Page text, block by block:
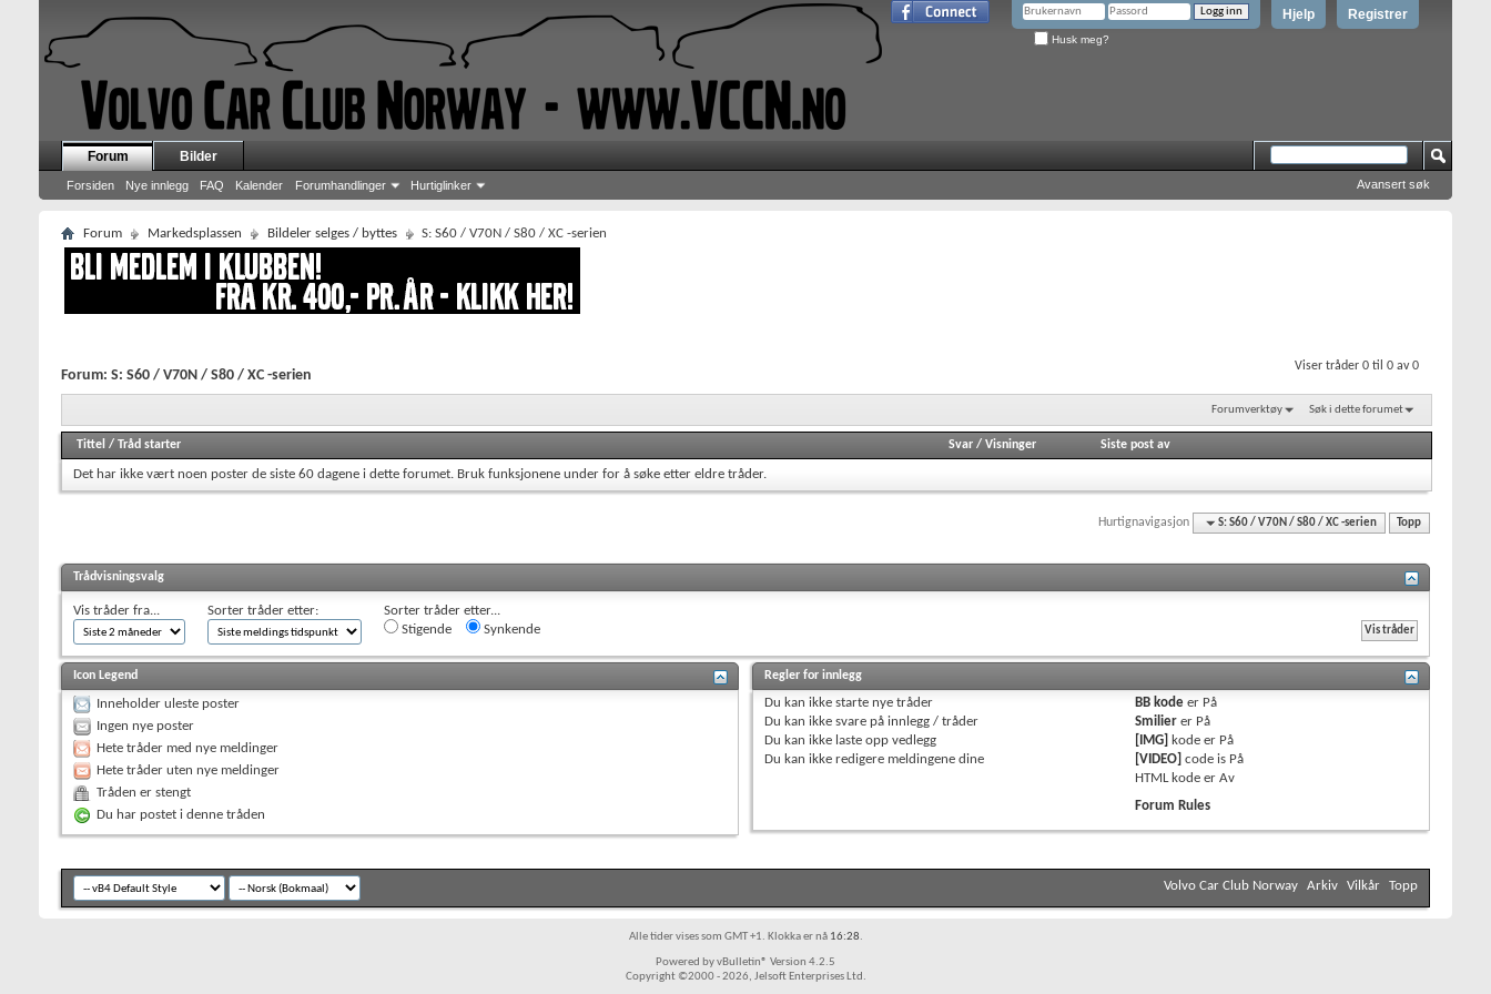
Registrer
Hjelp
Husk meg?
Forum
Forsiden Nye innlegg FAQ Kalender Forumhandlinger Hurtiglinker
Bilder
Avansert søk
Forum Markedsplassen Bildeler selges / byttes S: S60 / V70N / S80 / XC -serien
Viser tråder 0 til 0 av 0
Forum: S: S60 / V70N / S80 / XC -serien
Forumverktøy Søk i dette forumet
Tittel / Tråd starter Svar/ Visninger Siste post av
Det har ikke vært noen poster de siste 60 dagene i dette forumet. Bruk funksjonene under for å søke etter eldre tråder.
Hurtignavigasjon S: S60 / V70N / S80 / XC -serien Topp
Trådvisningsvalg
Vis tråder fra... Sorter tråder etter:
Sorter tråder etter...
Stigende
Synkende
Icon Legend
Inneholder uleste poster
Ingen nye poster
Hete tråder med nye meldinger
Hete tråder uten nye meldinger
Tråden er stengt
Du har postet i denne tråden
Regler for innlegg
Du kan ikke starte nye tråder
Du kan ikke svare på innlegg / tråder
Du kan ikke laste opp vedlegg
Du kan ikke redigere meldingene dine
BB kode er På
Smilier er På
[IMG] kode er På
[VIDEO] code is På
HTML kode erAv
Forum Rules
Volvo Car Club Norway Arkiv Vilkår Topp
Alle tider vises som GMT +1. Klokka er nå 16:28.
Powered by vBulletin® Version 4.2.5
Copyright ©2000 - 2026, Jelsoft Enterprises Ltd.